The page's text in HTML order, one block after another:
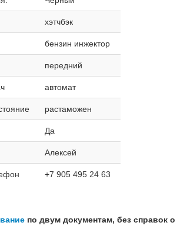
хэтчбэк
бензин инжектор
передний
автомат
растаможен
Да
Алексей
+7 905 495 24 63
по двум документам, без справок